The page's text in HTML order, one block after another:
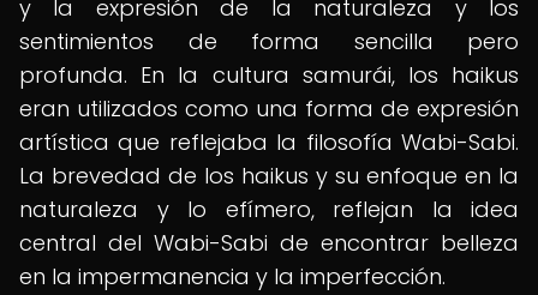
y la expresión de la naturaleza y los
sentimientos de forma sencilla pero
profunda. En la cultura samurái, los haikus
eran utilizados como una forma de expresión
artística que reflejaba la filosofía Wabi-Sabi.
La brevedad de los haikus y su enfoque en la
naturaleza y lo efímero, reflejan la idea
central del Wabi-Sabi de encontrar belleza
en la impermanencia y la imperfección.